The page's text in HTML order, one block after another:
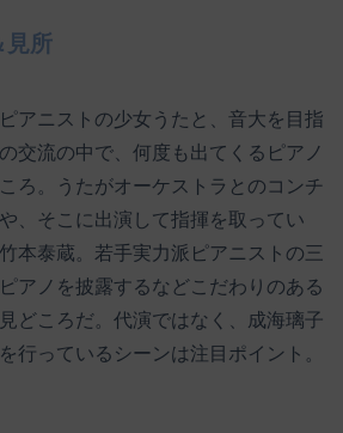
見所
アニストの少女うたと、音大を目指
交流の中で、何度も出てくるピアノ
ろ。うたがオーケストラとのコンチ
、そこに出演して指揮を取ってい
本泰蔵。若手実力派ピアニストの三
アノを披露するなどこだわりのある
どころだ。代演ではなく、成海璃子
行っているシーンは注目ポイント。